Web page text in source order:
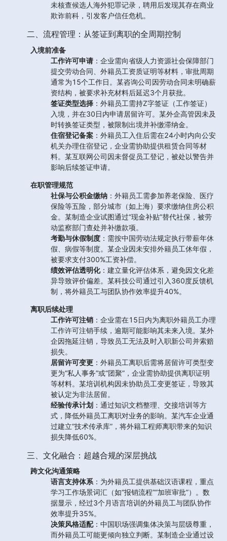
未核查候选人海外犯罪记录，聘用后发现其存在商业
欺诈前科，引发客户信任危机。
二、流程管理：从签证到离职的全周期控制
入境前准备
工作许可申请 ：企业需向省级人力资源社会保障部门
提交劳动合同、外籍员工资质证明等材料，审批周期
通常为15个工作日。某咨询公司因劳动合同未明确薪
资结构，被要求补充材料后延迟3个月获批。
签证类型选择 ：外籍员工需持Z字签证（工作签证）
入境，并在30日内申请居留许可。某外企高管因未及
时转换签证类型，被限制出境并补缴滞纳金。
住宿登记备案 ：外籍员工入住后需在24小时内向公安
机关办理住宿登记，企业需协助提供租赁合同等材
料。某互联网公司因未督促员工登记，被处以警告并
影响后续签证申请。
在职管理规范
社保与公积金缴纳 ：外籍员工需参加养老保险、医疗
保险等五险，部分城市（如上海）要求缴纳住房公积
金。某制造企业试图通过“现金补贴”替代社保，被劳
动监察部门查处并补缴款项。
考勤与休假制度 ：需按中国劳动法规定执行带薪年休
假、病假等制度。某企业因未安排外籍员工休年假，
被要求支付300%工资补偿。
绩效评估透明化：建立量化评估体系，避免因文化差
异导致评价偏差。某科技公司通过引入360度反馈机
制，将外籍员工与团队协作效率提升40%。
离职后续处理
工作许可注销 ：企业需在15日内为离职外籍员工办理
工作许可注销手续，逾期可能影响其未来入境。某外
企因拖延注销，导致员工无法及时入职新公司并索赔
损失。
居留许可变更 ：外籍员工离职后需将居留许可类型变
更为“私人事务”或“团聚”，企业需协助提供离职证明
等材料。某培训机构因未协助员工变更签证，导致其
被认定为非法居留。
经验传承计划 ：通过知识文档整理、交接培训等方
式，降低外籍员工离职对业务的影响。某汽车企业通
过建立“技术传承库”，将外籍工程师离职带来的知识
损失降低60%。
三、文化融合：超越合规的深层挑战
跨文化沟通策略
语言支持体系 ：为外籍员工提供基础汉语课程，重点
学习工作场景词汇（如“报销流程”“加班审批”）。数
据显示，经过3个月语言培训的外籍员工与团队协作
效率提升35%。
决策风格适配：中国职场强调集体决策与层级尊重，
而外籍员工可能更倾向独立判断。某制造企业通过设